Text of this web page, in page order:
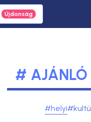
# AJÁNLÓ
#helyi